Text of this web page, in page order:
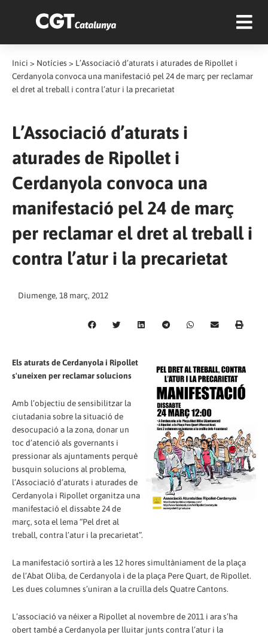
Inici > Notícies > L’Associació d’aturats i aturades de Ripollet i
Cerdanyola convoca una manifestació pel 24 de març per reclamar
el dret al treball i contra l’atur i la precarietat
L’Associació d’aturats i
aturades de Ripollet i
Cerdanyola convoca una
manifestació pel 24 de març
per reclamar el dret al treball i
contra l’atur i la precarietat
Diumenge, 18 març, 2012
Els aturats de Cerdanyola i Ripollet
s'uneixen per reclamar solucions
Amb l’objectiu de sensibilitzar la
ciutadania sobre la situació de
desocupació a la zona, donar un
toc d’atenció als governants i
pressionar als ajuntaments perquè
busquin solucions al problema,
l’Associació d’aturats i aturades de
Cerdanyola i Ripollet organitza una
manifestació el dissabte 24 de
març, sota el lema “Pel dret al
treball, contra l’atur i la precarietat”.
La manifestació sortirà a les 12 hores simultàniament de la plaça
de l’Abat Oliba, de Cerdanyola i de la plaça Pere Quart, de Ripollet.
Les dues columnes s’uniran a la cruïlla dels Quatre Cantons.
L’associació va néixer a Ripollet al novembre de 2011 i ara s’ha
obert també a Cerdanyola per lluitar junts contra l’atur i la